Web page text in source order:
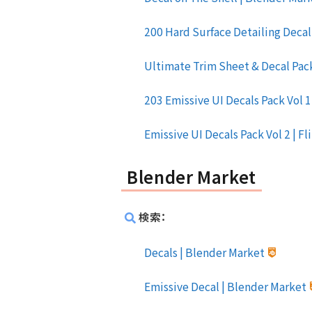
200 Hard Surface Detailing
Ultimate Trim Sheet & Decal
203 Emissive UI Decals Pack Vol
Emissive UI Decals Pack Vol 2 |
Blender Market
検索：
Decals | Blender Market
Emissive Decal | Blender Market